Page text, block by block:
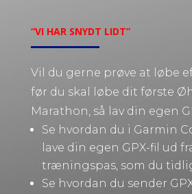
“VI HAR SNYDT LIDT”
Vil du gerne prøve at løbe
før du skal løbe dit første
Marathon, så lav din egen
Se hvordan du i Garmin
lave din egen GPX-fil ud
træningspas, som du
Se hvordan du sender